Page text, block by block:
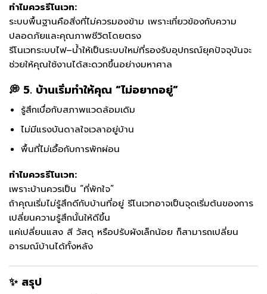
ทำไมควรรีโนเวท:
ระบบพื้นฐานคือสิ่งที่ไม่ควรมองข้าม เพราะเกี่ยวข้องกับความ
ปลอดภัยและคุณภาพชีวิตโดยตรง
รีโนเวทระบบไฟ–น้ำให้เป็นระบบใหม่ที่รองรับอุปกรณ์ยุคปัจจุบันจะ
ช่วยให้คุณใช้งานได้สะดวกขึ้นอย่างมหาศาล
💭 5. บ้านเริ่มทำให้คุณ “ไม่อยากอยู่”
รู้สึกเบื่อกับสภาพแวดล้อมเดิม
ไม่มีแรงบันดาลใจเวลาอยู่บ้าน
พื้นที่ไม่เอื้อกับการพักผ่อน
ทำไมควรรีโนเวท:
เพราะบ้านควรเป็น “ที่พักใจ”
ถ้าคุณเริ่มไม่รู้สึกดีกับบ้านที่อยู่ รีโนเวทอาจเป็นจุดเริ่มต้นของการ
เปลี่ยนความรู้สึกนั้นให้ดีขึ้น
แค่เปลี่ยนแสง สี วัสดุ หรือปรับผังเล็กน้อย ก็สามารถเปลี่ยน
อารมณ์บ้านได้ทั้งหลัง
✨ สรุป